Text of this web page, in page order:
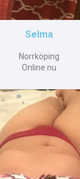
Selma
Norrköping
Online nu